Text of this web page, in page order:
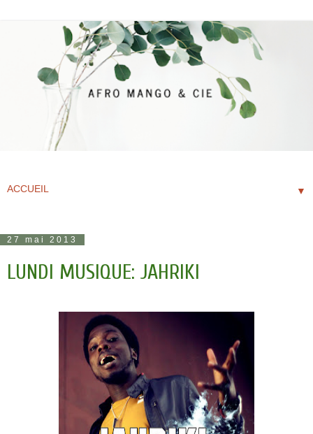
▼
27 mai 2013
LUNDI MUSIQUE: JAHRIKI